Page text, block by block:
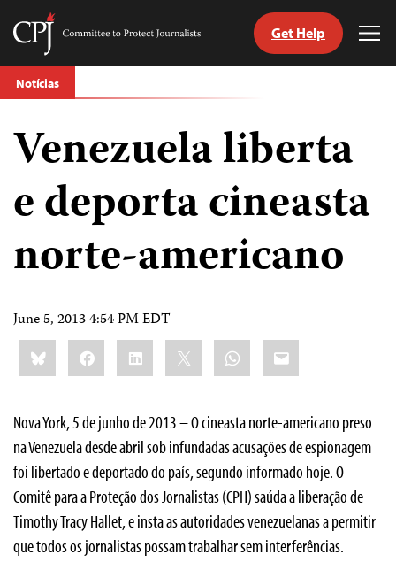
Skip
to
Committee
Journalists
Get Help
Notícias
Venezuela liberta
e deporta cineasta
norte-americano
June 5, 2013 4:54 PM EDT
Share
this:BlueskyFacebookLinkedIn WhatsApp
Email
Nova York, 5 de junho de 2013 – O cineasta norte-americano preso
na Venezuela desde abril sob infundadas acusações de espionagem
foi libertado e deportado do país, segundo informado hoje. O
Comitê para a Proteção dos Jornalistas (CPH) saúda a liberação de
Timothy Tracy Hallet, e insta as autoridades venezuelanas a permitir
que todos os jornalistas possam trabalhar sem interferências.